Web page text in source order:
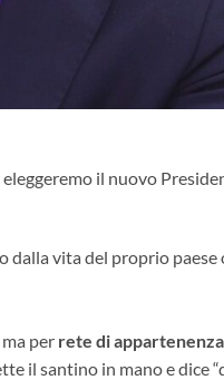
il nuovo
vita del proprio paese
per rete di appartenenza
il santino in mano e dice